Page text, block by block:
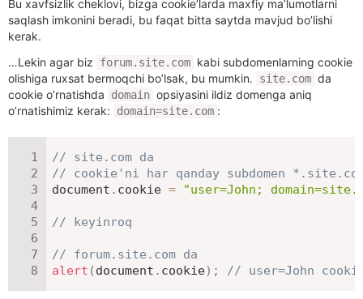
Bu xavfsizlik cheklovi, bizga cookie’larda maxfiy ma’lumotlarni
saqlash imkonini beradi, bu faqat bitta saytda mavjud bo’lishi
kerak.
…Lekin agar biz
forum.site.com kabi subdomenlarning cookie
olishiga ruxsat bermoqchi bo’lsak, bu mumkin.
site.com da
cookie o’rnatishda
domain opsiyasini ildiz domenga aniq
o’rnatishimiz kerak:
domain=site.com :
// site.com da
// cookie'ni har qanday subdomen
document . cookie = "user=John;
// keyinroq
// forum.site.com da
alert (document . cookie) ; // user=John